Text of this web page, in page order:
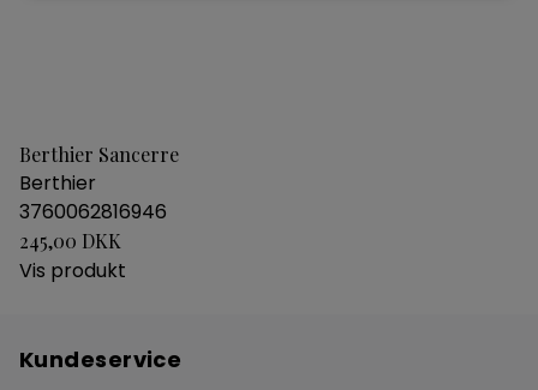
Berthier Sancerre
Berthier
3760062816946
245,00 DKK
Vis produkt
Kundeservice